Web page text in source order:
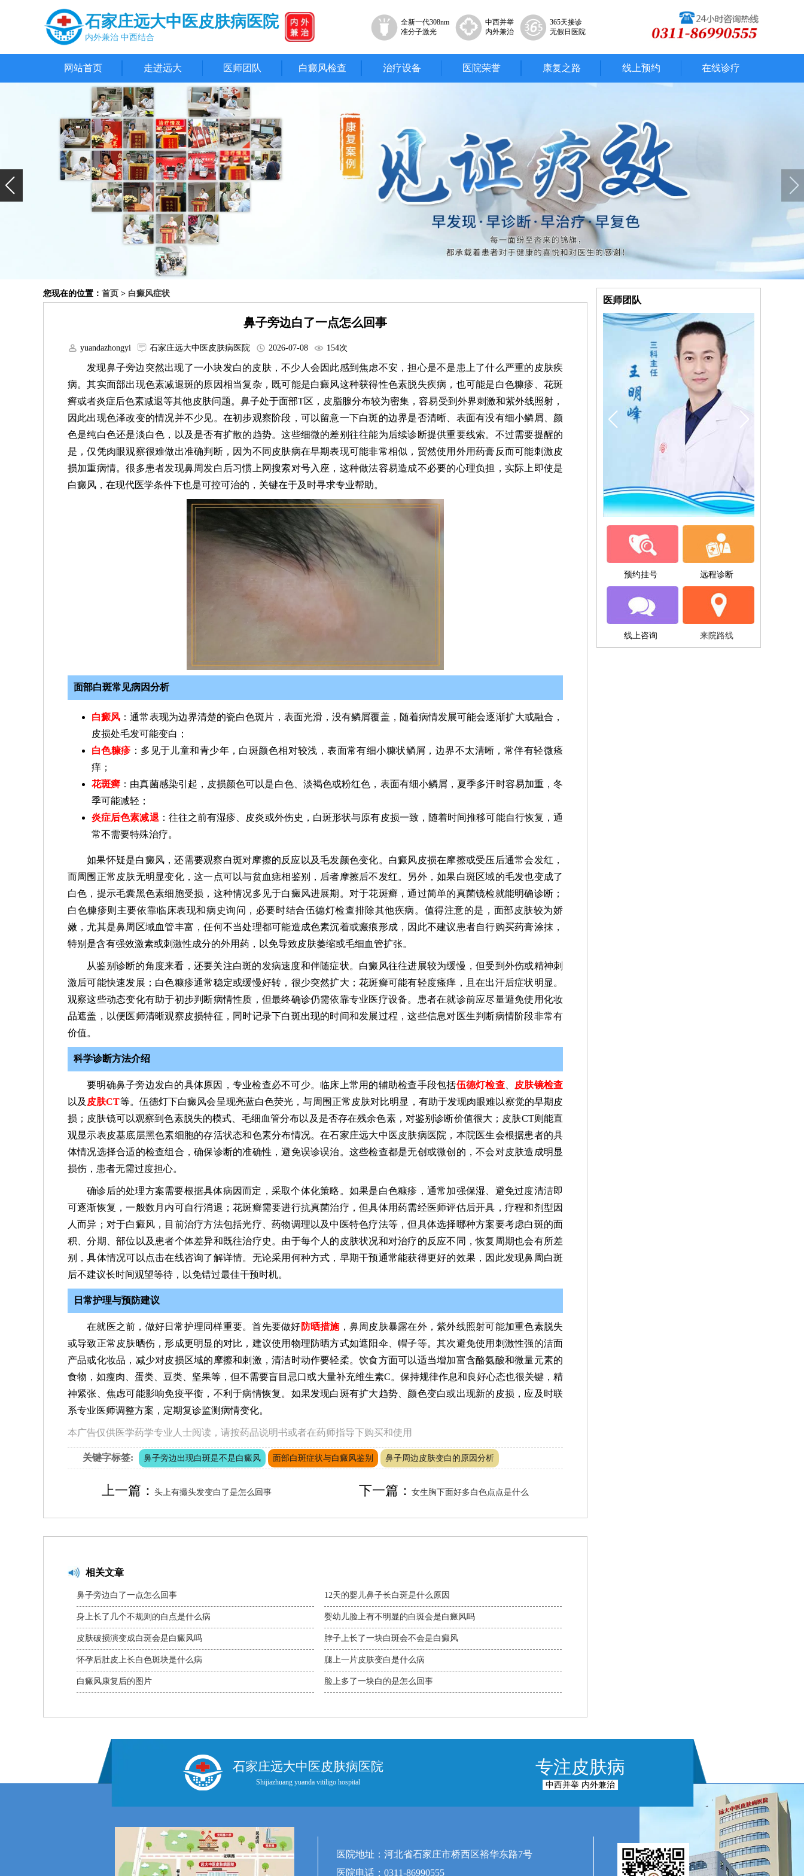
石家庄远大中医皮肤病医院
内外兼治 中西结合
全新一代308nm
准分子激光
中西并举
内外兼治
365天接诊
无假日医院
网站首页 走进远大 医师团队 白癜风检查 治疗设备 医院荣誉 康复之路 线上预约 在线诊疗
您现在的位置： 首页 > 白癜风症状
鼻子旁边白了一点怎么回事
yuandazhongyi 石家庄远大中医皮肤病医院 2026-07-08 154次
发现鼻子旁边突然出现了一小块发白的皮肤，不少人会因此感到焦虑不安，担心是不是患上了什么严重的皮肤疾
病。其实面部出现色素减退斑的原因相当复杂，既可能是白癜风这种获得性色素脱失疾病，也可能是白色糠疹、花斑
癣或者炎症后色素减退等其他皮肤问题。鼻子处于面部T区，皮脂腺分布较为密集，容易受到外界刺激和紫外线照射，
因此出现色泽改变的情况并不少见。在初步观察阶段，可以留意一下白斑的边界是否清晰、表面有没有细小鳞屑、颜
色是纯白色还是淡白色，以及是否有扩散的趋势。这些细微的差别往往能为后续诊断提供重要线索。不过需要提醒的
是，仅凭肉眼观察很难做出准确判断，因为不同皮肤病在早期表现可能非常相似，贸然使用外用药膏反而可能刺激皮
损加重病情。很多患者发现鼻周发白后习惯上网搜索对号入座，这种做法容易造成不必要的心理负担，实际上即使是
白癜风，在现代医学条件下也是可控可治的，关键在于及时寻求专业帮助。
面部白斑常见病因分析
白癜风 ：通常表现为边界清楚的瓷白色斑片，表面光滑，没有鳞屑覆盖，随着病情发展可能会逐渐扩大或融合，
皮损处毛发可能变白；
白色糠疹：多见于儿童和青少年，白斑颜色相对较浅，表面常有细小糠状鳞屑，边界不太清晰，常伴有轻微瘙
痒；
花斑癣 ：由真菌感染引起，皮损颜色可以是白色、淡褐色或粉红色，表面有细小鳞屑，夏季多汗时容易加重，冬
季可能减轻；
炎症后色素减退 ：往往之前有湿疹、皮炎或外伤史，白斑形状与原有皮损一致，随着时间推移可能自行恢复，通
常不需要特殊治疗。
如果怀疑是白癜风，还需要观察白斑对摩擦的反应以及毛发颜色变化。白癜风皮损在摩擦或受压后通常会发红，
而周围正常皮肤无明显变化，这一点可以与贫血痣相鉴别，后者摩擦后不发红。另外，如果白斑区域的毛发也变成了
白色，提示毛囊黑色素细胞受损，这种情况多见于白癜风进展期。对于花斑癣，通过简单的真菌镜检就能明确诊断；
白色糠疹则主要依靠临床表现和病史询问，必要时结合伍德灯检查排除其他疾病。值得注意的是，面部皮肤较为娇
嫩，尤其是鼻周区域血管丰富，任何不当处理都可能造成色素沉着或瘢痕形成，因此不建议患者自行购买药膏涂抹，
特别是含有强效激素或刺激性成分的外用药，以免导致皮肤萎缩或毛细血管扩张。
从鉴别诊断的角度来看，还要关注白斑的发病速度和伴随症状。白癜风往往进展较为缓慢，但受到外伤或精神刺
激后可能快速发展；白色糠疹通常稳定或缓慢好转，很少突然扩大；花斑癣可能有轻度瘙痒，且在出汗后症状明显。
观察这些动态变化有助于初步判断病情性质，但最终确诊仍需依靠专业医疗设备。患者在就诊前应尽量避免使用化妆
品遮盖，以便医师清晰观察皮损特征，同时记录下白斑出现的时间和发展过程，这些信息对医生判断病情阶段非常有
价值。
科学诊断方法介绍
要明确鼻子旁边发白的具体原因，专业检查必不可少。临床上常用的辅助检查手段包括伍德灯检查、
皮肤镜检查
以及 皮肤CT等。伍德灯下白癜风会呈现亮蓝白色荧光，与周围正常皮肤对比明显，有助于发现肉眼难以察觉的早期皮
损；皮肤镜可以观察到色素脱失的模式、毛细血管分布以及是否存在残余色素，对鉴别诊断价值很大；皮肤CT则能直
观显示表皮基底层黑色素细胞的存活状态和色素分布情况。在石家庄远大中医皮肤病医院，本院医生会根据患者的具
体情况选择合适的检查组合，确保诊断的准确性，避免误诊误治。这些检查都是无创或微创的，不会对皮肤造成明显
损伤，患者无需过度担心。
确诊后的处理方案需要根据具体病因而定，采取个体化策略。如果是白色糠疹，通常加强保湿、避免过度清洁即
可逐渐恢复，一般数月内可自行消退；花斑癣需要进行抗真菌治疗，但具体用药需经医师评估后开具，疗程和剂型因
人而异；对于白癜风，目前治疗方法包括光疗、药物调理以及中医特色疗法等，但具体选择哪种方案要考虑白斑的面
积、分期、部位以及患者个体差异和既往治疗史。由于每个人的皮肤状况和对治疗的反应不同，恢复周期也会有所差
别，具体情况可以点击在线咨询了解详情。无论采用何种方式，早期干预通常能获得更好的效果，因此发现鼻周白斑
后不建议长时间观望等待，以免错过最佳干预时机。
日常护理与预防建议
在就医之前，做好日常护理同样重要。首先要做好 防晒措施，鼻周皮肤暴露在外，紫外线照射可能加重色素脱失
或导致正常皮肤晒伤，形成更明显的对比，建议使用物理防晒方式如遮阳伞、帽子等。其次避免使用刺激性强的洁面
产品或化妆品，减少对皮损区域的摩擦和刺激，清洁时动作要轻柔。饮食方面可以适当增加富含酪氨酸和微量元素的
食物，如瘦肉、蛋类、豆类、坚果等，但不需要盲目忌口或大量补充维生素C。保持规律作息和良好心态也很关键，精
神紧张、焦虑可能影响免疫平衡，不利于病情恢复。如果发现白斑有扩大趋势、颜色变白或出现新的皮损，应及时联
系专业医师调整方案，定期复诊监测病情变化。
本广告仅供医学药学专业人士阅读，请按药品说明书或者在药师指导下购买和使用
关键字标签: 鼻子旁边出现白斑是不是白癜风 面部白斑症状与白癜风鉴别 鼻子周边皮肤变白的原因分析
上一篇： 头上有撮头发变白了是怎么回事 下一篇：女生胸下面好多白色点点是什么
相关文章
鼻子旁边白了一点怎么回事
身上长了几个不规则的白点是什么病
皮肤破损演变成白斑会是白癜风吗
怀孕后肚皮上长白色斑块是什么病
白癜风康复后的图片
12天的婴儿鼻子长白斑是什么原因
婴幼儿脸上有不明显的白斑会是白癜风吗
脖子上长了一块白斑会不会是白癜风
腿上一片皮肤变白是什么病
脸上多了一块白的是怎么回事
医师团队
预约挂号 远程诊断
线上咨询 来院路线
石家庄远大中医皮肤病医院
Shijiazhuang yuanda vitiligo hospital
专注皮肤病
中西并举 内外兼治
医院地址：河北省石家庄市桥西区裕华东路7号
医院电话：0311-86990555